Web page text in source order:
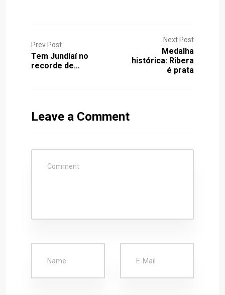
Prev Post
Tem Jundiaí no
recorde de…
Next Post
Medalha
histórica: Ribera
é prata
Leave a Comment